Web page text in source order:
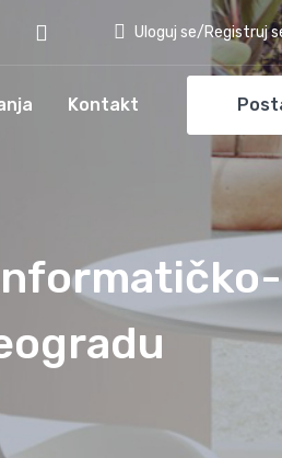
Uloguj se/Registruj
Kontakt